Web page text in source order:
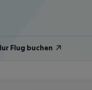
Flug buchen